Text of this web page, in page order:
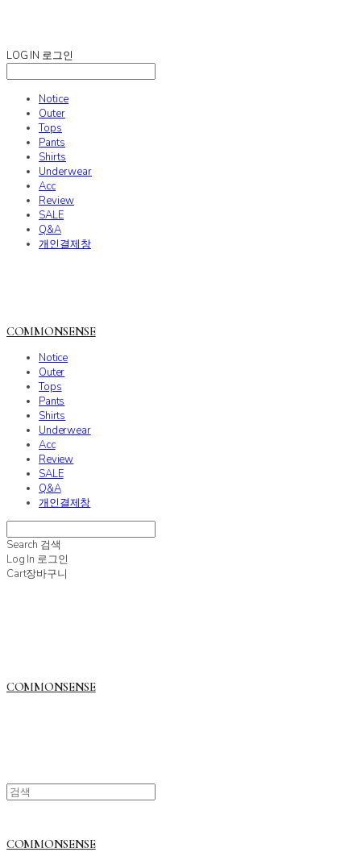
LOG IN 로그인
Notice
Outer
Tops
Pants
Shirts
Underwear
Acc
Review
SALE
Q&A
개인결제창
COMMONSENSE
Notice
Outer
Tops
Pants
Shirts
Underwear
Acc
Review
SALE
Q&A
개인결제창
Search 검색
Log In 로그인
Cart장바구니
COMMONSENSE
COMMONSENSE